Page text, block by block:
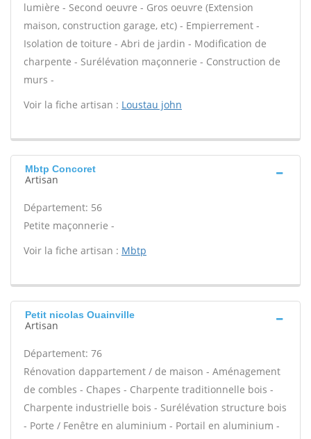
lumière - Second oeuvre - Gros oeuvre (Extension
maison, construction garage, etc) - Empierrement -
Isolation de toiture - Abri de jardin - Modification de
charpente - Surélévation maçonnerie - Construction de
murs -
Voir la fiche artisan : Loustau john
Mbtp Concoret
Artisan
Département: 56
Petite maçonnerie -
Voir la fiche artisan : Mbtp
Petit nicolas Ouainville
Artisan
Département: 76
Rénovation dappartement / de maison - Aménagement
de combles - Chapes - Charpente traditionnelle bois -
Charpente industrielle bois - Surélévation structure bois
- Porte / Fenêtre en aluminium - Portail en aluminium -